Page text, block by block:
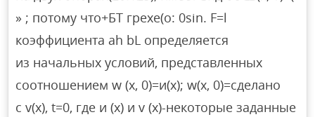
» ; потому что+БТ грехе(о: 0sin. F=l
коэффициента ah bL определяется
из начальных условий, представленных
соотношением w (x, 0)=и(x); w(x, 0)=сделано
с v(x), t=0, где и (x) и v (x)-некоторые заданные